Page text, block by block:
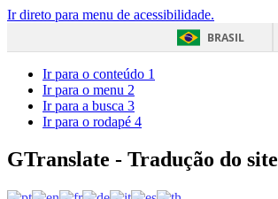
Ir direto para menu de acessibilidade.
BRASIL
Ir para o conteúdo 1
Ir para o menu 2
Ir para a busca 3
Ir para o rodapé 4
GTranslate - Tradução do site